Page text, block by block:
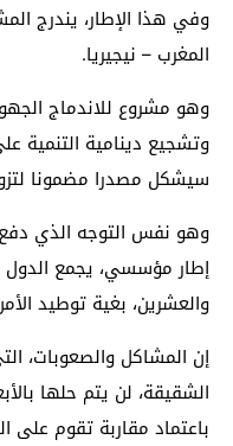
وفي هذا الإطار، یندرج
المغرب – نيجيريا.
وهو مشروع للاندماج
وتشجيع دينامية التنمية
سيشكل مصدرا مضمونا
وهو نفس التوجه الذي دفع
إطار مؤسسي، يجمع الدول
والعشرين، بغية توطيد
إن المشاكل والصعوبات،
الشقيقة، لن يتم حلها
باعتماد مقاربة تقوم على